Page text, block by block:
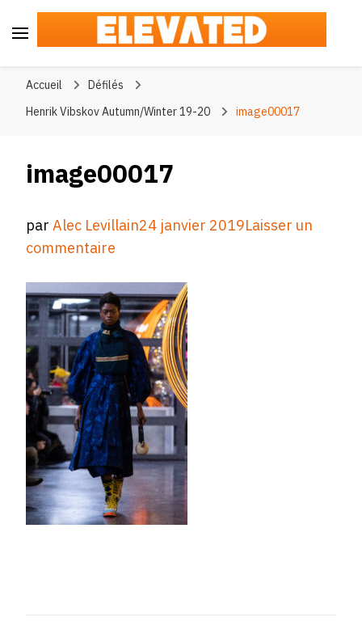
Accueil
Défilés
Henrik Vibskov Autumn/Winter 19-20
image00017
image00017
parAlec Levillain24 janvier 2019Laisser un
commentaire